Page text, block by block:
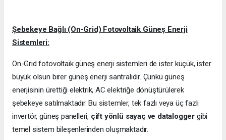
Şebekeye Bağlı (On-Grid) Fotovoltaik Güneş Enerji
Sistemleri:
On-Grid fotovoltaik güneş enerji sistemleri de ister küçük, ister
büyük olsun birer güneş enerji santralidir. Çünkü güneş
enerjisinin ürettiği elektrik, AC elektriğe dönüştürülerek
şebekeye satılmaktadır. Bu sistemler, tek fazlı veya üç fazlı
invertör, güneş panelleri, çift yönlü sayaç ve datalogger gibi
temel sistem bileşenlerinden oluşmaktadır.